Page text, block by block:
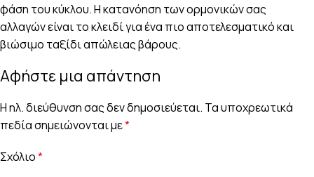
φάση του κύκλου. Η κατανόηση των ορμονικών σας
αλλαγών είναι το κλειδί για ένα πιο αποτελεσματικό και
βιώσιμο ταξίδι απώλειας βάρους.
Αφήστε μια απάντηση
Η ηλ. διεύθυνση σας δεν δημοσιεύεται. Τα υποχρεωτικά
πεδία σημειώνονται με*
Σχόλιο*